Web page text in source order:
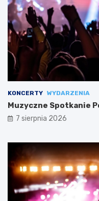
KONCERTY WYDARZENIA
Muzyczne Spotkanie
7 sierpnia 2026